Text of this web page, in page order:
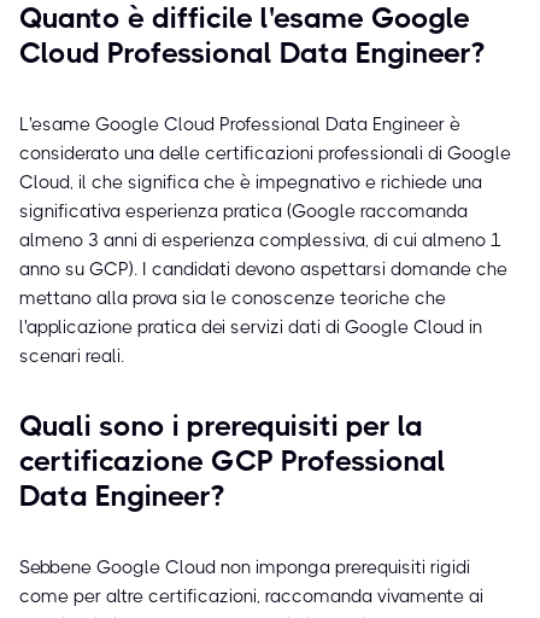
Quanto è difficile l'esame Google
Cloud Professional Data Engineer?
L'esame Google Cloud Professional Data Engineer è
considerato una delle certificazioni professionali di Google
Cloud, il che significa che è impegnativo e richiede una
significativa esperienza pratica (Google raccomanda
almeno 3 anni di esperienza complessiva, di cui almeno 1
anno su GCP). I candidati devono aspettarsi domande che
mettano alla prova sia le conoscenze teoriche che
l'applicazione pratica dei servizi dati di Google Cloud in
scenari reali.
Quali sono i prerequisiti per la
certificazione GCP Professional
Data Engineer?
Sebbene Google Cloud non imponga prerequisiti rigidi
come per altre certificazioni, raccomanda vivamente ai